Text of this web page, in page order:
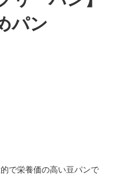
パン
で栄養価の高い豆パンで